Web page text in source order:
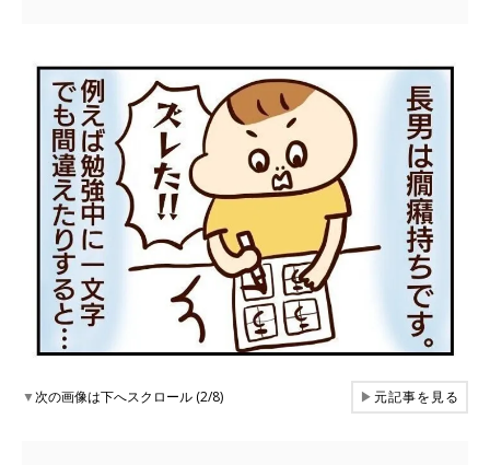
▼次の画像は下へスクロール (2/8) ▶元記事を見る